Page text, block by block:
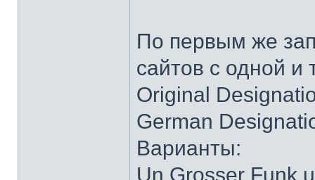
По первым же
сайтов с одной
Original
German
Варианты:
Un Grosser Funk